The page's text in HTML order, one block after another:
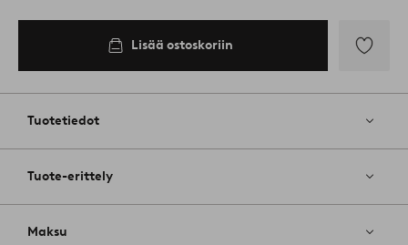
Lisää ostoskoriin
Tuotetiedot
Tuote-erittely
Maksu